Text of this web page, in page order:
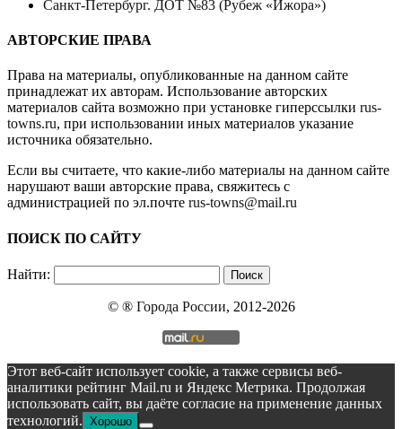
Санкт-Петербург. ДОТ №83 (Рубеж «Ижора»)
АВТОРСКИЕ ПРАВА
Права на материалы, опубликованные на данном сайте
принадлежат их авторам. Использование авторских
материалов сайта возможно при установке гиперссылки rus-
towns.ru, при использовании иных материалов указание
источника обязательно.
Если вы считаете, что какие-либо материалы на данном сайте
нарушают ваши авторские права, свяжитесь с
администрацией по эл.почте rus-towns@mail.ru
ПОИСК ПО САЙТУ
Найти:
© ® Города России, 2012-2026
Этот веб-сайт использует cookie, а также сервисы веб-
аналитики рейтинг Mail.ru и Яндекс Метрика. Продолжая
использовать сайт, вы даёте согласие на применение данных
технологий. Хорошо